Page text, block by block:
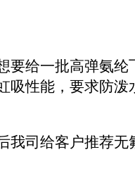
要给一批高弹氨纶
吸性能 ，要求防泼
我司 给客户推荐无